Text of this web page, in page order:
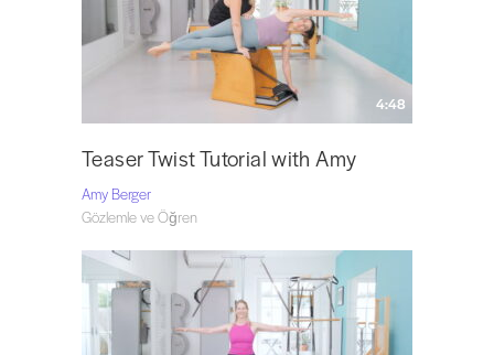
4:48
Teaser Twist Tutorial with Amy
Amy Berger
Gözlemle ve Öğren